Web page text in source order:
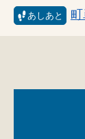
あしあと